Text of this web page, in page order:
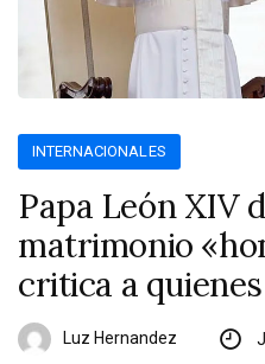
INTERNACIONALES
Papa León XIV
matrimonio
critica a
Luz Hernandez